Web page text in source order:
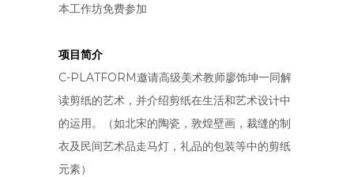
本工作坊免费参加
项目简介
C-PLATFORM邀请高级美术教师廖饰坤一同解
读剪纸的艺术，并介绍剪纸在生活和艺术设计中
的运用。（如北宋的陶瓷，敦煌壁画，裁缝的制
衣及民间艺术品走马灯，礼品的包装等中的剪纸
元素）